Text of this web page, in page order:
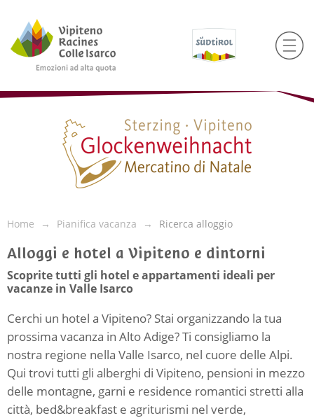
Home Pianifica vacanza Ricerca alloggio
Alloggi e hotel a Vipiteno e dintorni
Scoprite tutti gli hotel e appartamenti ideali per
vacanze in Valle Isarco
Cerchi un hotel a Vipiteno? Stai organizzando la tua
prossima vacanza in Alto Adige? Ti consigliamo la
nostra regione nella Valle Isarco, nel cuore delle Alpi.
Qui trovi tutti gli alberghi di Vipiteno, pensioni in mezzo
delle montagne, garni e residence romantici stretti alla
città, bed&breakfast e agriturismi nel verde,